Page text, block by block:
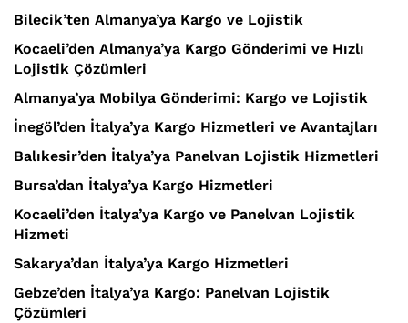
Bilecik’ten Almanya’ya Kargo ve Lojistik
Kocaeli’den Almanya’ya Kargo Gönderimi ve Hızlı
Lojistik Çözümleri
Almanya’ya Mobilya Gönderimi: Kargo ve Lojistik
İnegöl’den İtalya’ya Kargo Hizmetleri ve Avantajları
Balıkesir’den İtalya’ya Panelvan Lojistik Hizmetleri
Bursa’dan İtalya’ya Kargo Hizmetleri
Kocaeli’den İtalya’ya Kargo ve Panelvan Lojistik
Hizmeti
Sakarya’dan İtalya’ya Kargo Hizmetleri
Gebze’den İtalya’ya Kargo: Panelvan Lojistik
Çözümleri